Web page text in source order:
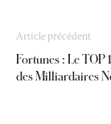
Article précédent
Fortunes : Le TOP
des Milliardaires